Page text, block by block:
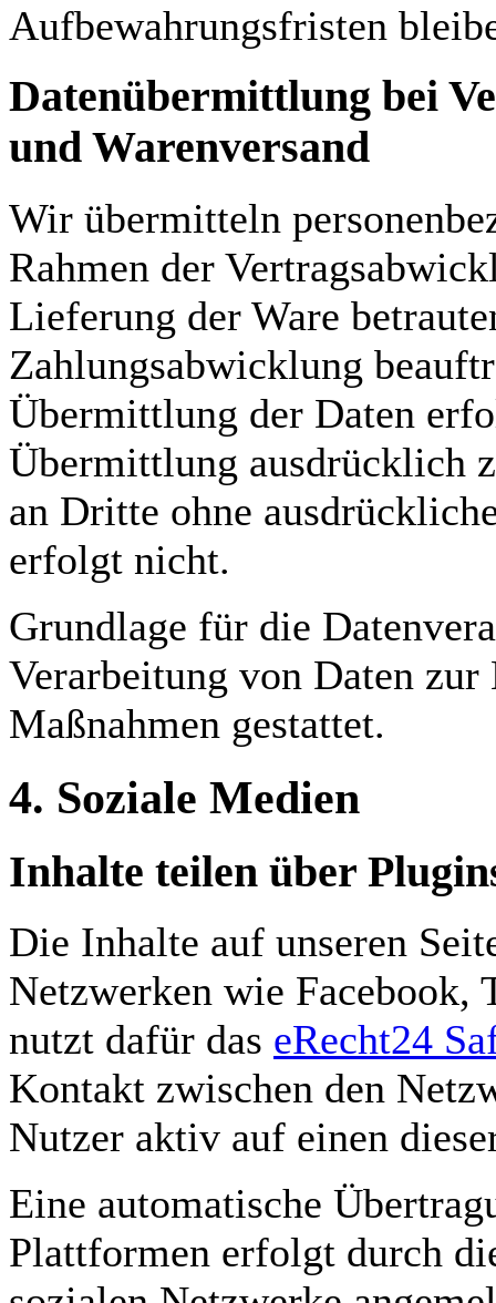
Aufbewahrungsfristen
Datenübermittlung bei
und Warenversand
Wir übermitteln
Rahmen der
Lieferung der Ware
Zahlungsabwicklung
Übermittlung der Daten
Übermittlung ausdrücklich
an Dritte ohne
erfolgt nicht.
Grundlage für die
Verarbeitung von Daten
Maßnahmen gestattet.
4. Soziale Medien
Inhalte teilen über
Die Inhalte auf unseren
Netzwerken wie Facebook,
nutzt dafür das eRecht24
Kontakt zwischen den
Nutzer aktiv auf einen
Eine automatische
Plattformen erfolgt durch